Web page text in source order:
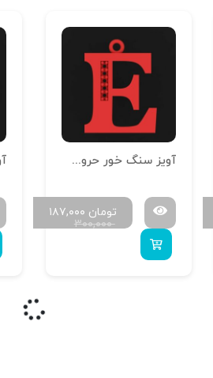
آویز سنگ خور حروف سایز کوچک H-MAYA-S-05
۳۰۰,۰۰۰
۱۸۷,۰۰۰ تومان